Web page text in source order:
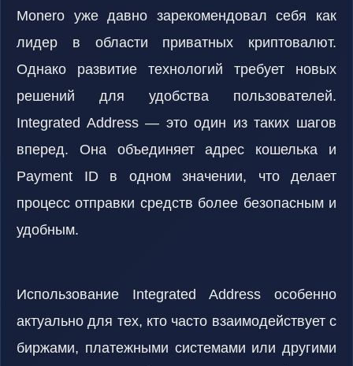
Monero уже давно зарекомендовал себя как
лидер в области приватных криптовалют.
Однако развитие технологий требует новых
решений для удобства пользователей.
Integrated Address — это один из таких шагов
вперед. Она объединяет адрес кошелька и
Payment ID в одном значении, что делает
процесс отправки средств более безопасным и
удобным.
Использование Integrated Address особенно
актуально для тех, кто часто взаимодействует с
биржами, платежными системами или другими